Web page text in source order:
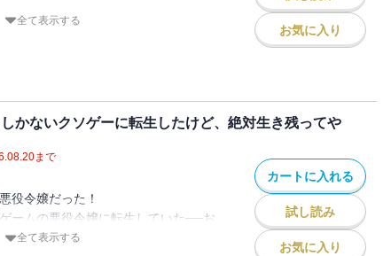
が入った結果、令嬢ものの舞台であり
い
い
りたい
ントを成功させたい
生・・・・・・ですが！もちろん事件
谷あり、ピンチありの楽しい話にして
付き合いください。
けのダンジョンから脱出し
、次に襲ってきたのは大規模地震災害
していた女子寮は倒壊。
失った王立学園女子生徒は大ピンチ！
王都は地震火災でそれどころじゃな
けで、彼らは生き残れるのか？
全て表示する
お気に入り
ないクソゲーに転生したけど、絶対生き残ってや
まで
役令嬢だった！
ームの悪役令嬢に転生していた──お
取り戻した少女・リリアーナ。前世で
全て表示する
カートに入れる
試し読み
お気に入り